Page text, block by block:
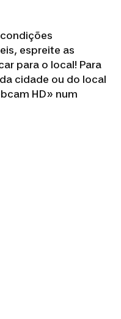
espreite as
para o local! Para
cidade ou do local
HD» num